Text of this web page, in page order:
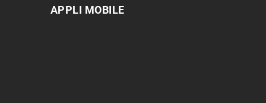
APPLI MOBILE